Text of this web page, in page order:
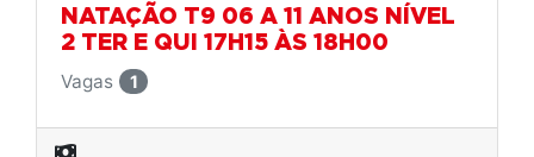
NATAÇÃO T9 06 A 11 ANOS NÍVEL
2 TER E QUI 17H15 ÀS 18H00
Vagas
1